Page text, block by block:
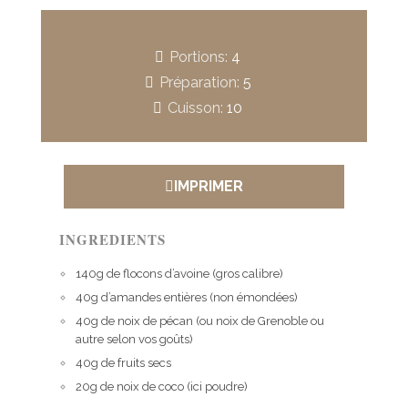
Portions: 4
Préparation: 5
Cuisson: 10
IMPRIMER
INGREDIENTS
140g de flocons d’avoine (gros calibre)
40g d’amandes entières (non émondées)
40g de noix de pécan (ou noix de Grenoble ou
autre selon vos goûts)
40g de fruits secs
20g de noix de coco (ici poudre)